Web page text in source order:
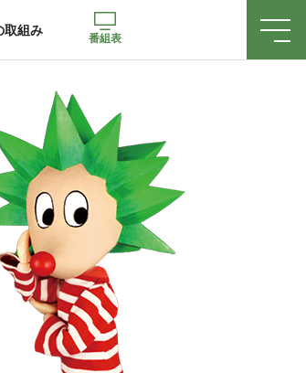
取組み
番組表